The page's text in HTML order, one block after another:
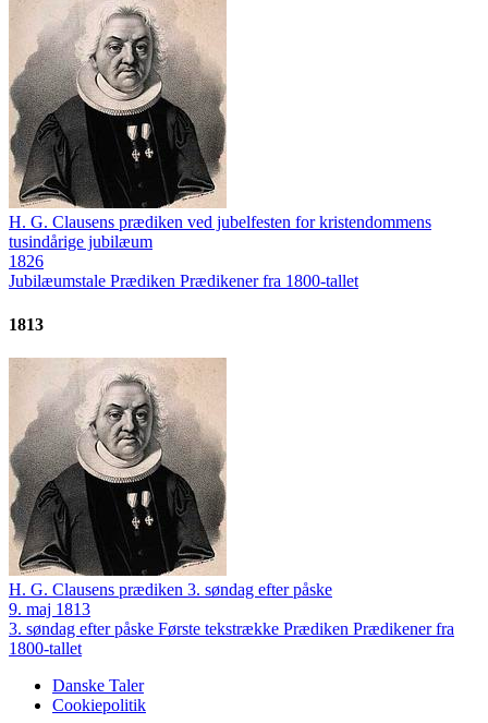
H. G. Clausens prædiken ved jubelfesten for kristendommens
tusindårige jubilæum
1826
Jubilæumstale Prædiken Prædikener fra 1800-tallet
1813
H. G. Clausens prædiken 3. søndag efter påske
9. maj 1813
3. søndag efter påske Første tekstrække Prædiken Prædikener fra
1800-tallet
Danske Taler
Cookiepolitik